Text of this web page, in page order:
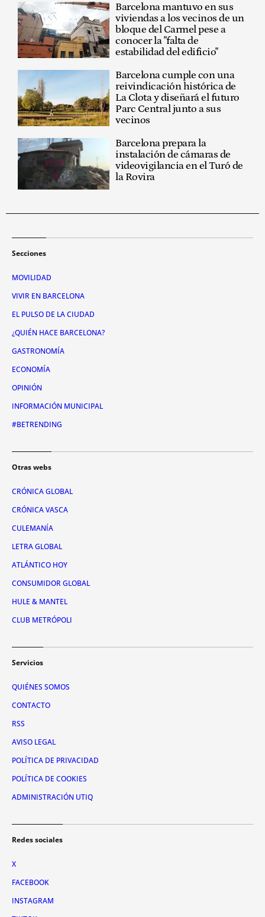
Barcelona mantuvo en sus
viviendas a los vecinos de un
bloque del Carmel pese a
conocer la "falta de
estabilidad del edificio"
Barcelona cumple con una
reivindicación histórica de
La Clota y diseñará el futuro
Parc Central junto a sus
vecinos
Barcelona prepara la
instalación de cámaras de
videovigilancia en el Turó de
la Rovira
Secciones
MOVILIDAD
VIVIR EN BARCELONA
EL PULSO DE LA CIUDAD
¿QUIÉN HACE BARCELONA?
GASTRONOMÍA
ECONOMÍA
OPINIÓN
INFORMACIÓN MUNICIPAL
#BETRENDING
Otras webs
CRÓNICA GLOBAL
CRÓNICA VASCA
CULEMANÍA
LETRA GLOBAL
ATLÁNTICO HOY
CONSUMIDOR GLOBAL
HULE & MANTEL
CLUB METRÓPOLI
Servicios
QUIÉNES SOMOS
CONTACTO
RSS
AVISO LEGAL
POLÍTICA DE PRIVACIDAD
POLÍTICA DE COOKIES
ADMINISTRACIÓN UTIQ
Redes sociales
X
FACEBOOK
INSTAGRAM